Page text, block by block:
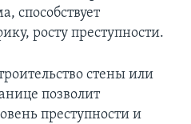
способствует
росту преступности.
стены или
позволит
преступности и